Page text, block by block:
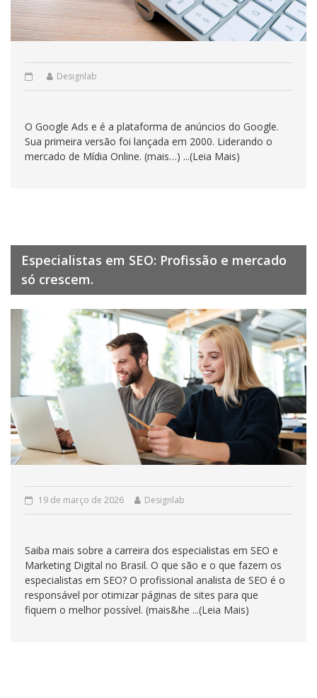
Designlab
O Google Ads e é a plataforma de anúncios do Google.
Sua primeira versão foi lançada em 2000. Liderando o
mercado de Mídia Online. (mais…) ...(Leia Mais)
Especialistas em SEO: Profissão e mercado
só crescem.
19 de março de 2026 Designlab
Saiba mais sobre a carreira dos especialistas em SEO e
Marketing Digital no Brasil. O que são e o que fazem os
especialistas em SEO? O profissional analista de SEO é o
responsável por otimizar páginas de sites para que
fiquem o melhor possível. (mais&he ...(Leia Mais)